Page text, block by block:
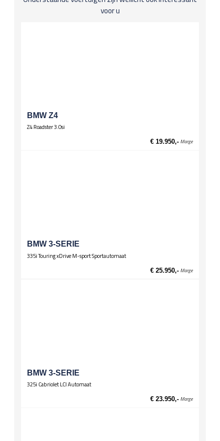
Onderstel
Stuurbekrachtiging, snelheidsafhankelijk
voor u
BMW Z4
Z4 Roadster 3.0si
€ 19.950,- Marge
BMW 3-SERIE
335i Touring xDrive M-sport Sportautomaat
€ 25.950,- Marge
BMW 3-SERIE
325i Cabriolet LCI Automaat
€ 23.950,- Marge